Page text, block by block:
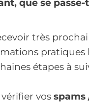
que se passe-
très
pratiques
étapes à
vos spams